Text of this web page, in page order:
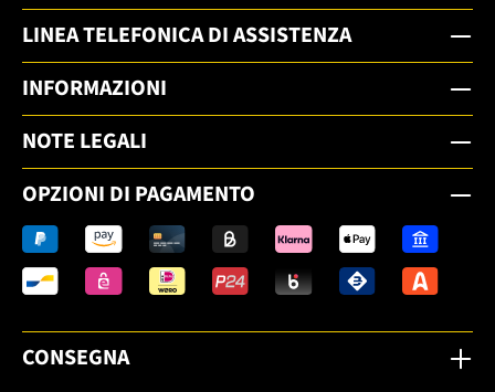
LINEA TELEFONICA DI ASSISTENZA
INFORMAZIONI
NOTE LEGALI
OPZIONI DI PAGAMENTO
CONSEGNA